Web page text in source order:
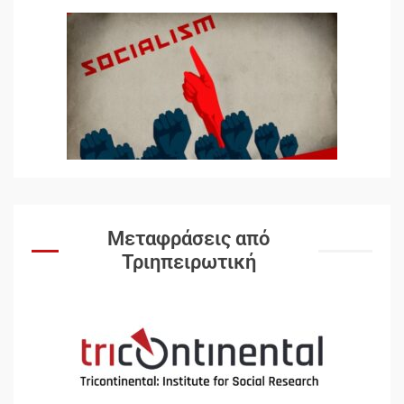
Μεταφράσεις από
Τριηπειρωτική
Αποσύνδεση με κινεζικά
χαρακτηριστικά
Ενότητα της
αντιιμπεριαλιστικής,
κομμουνιστικής και
ριζοσπαστικής, Αριστεράς και
Για την απόφαση του 4ου
Συνεδρίου του Αριστερού
Δωρεάν βιβλίο από το
Documento: Η μεγάλη ληστεία